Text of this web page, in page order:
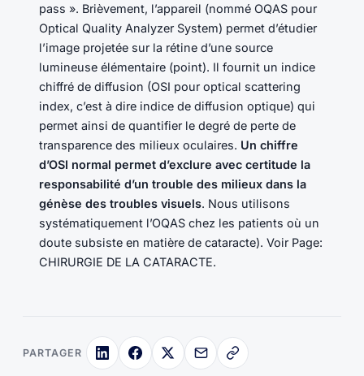
pass ». Brièvement, l’appareil (nommé OQAS pour
Optical Quality Analyzer System) permet d’étudier
l’image projetée sur la rétine d’une source
lumineuse élémentaire (point). Il fournit un indice
chiffré de diffusion (OSI pour optical scattering
index, c’est à dire indice de diffusion optique) qui
permet ainsi de quantifier le degré de perte de
transparence des milieux oculaires. Un chiffre
d’OSI normal permet d’exclure avec certitude la
responsabilité d’un trouble des milieux dans la
génèse des troubles visuels. Nous utilisons
systématiquement l’OQAS chez les patients où un
doute subsiste en matière de cataracte). Voir Page:
CHIRURGIE DE LA CATARACTE.
PARTAGER